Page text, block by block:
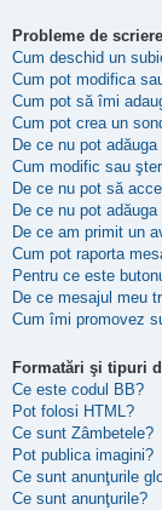
Probleme de
Cum deschid un
Cum pot modifica
Cum pot să îmi
Cum pot crea un
De ce nu pot
Cum modific sau
De ce nu pot să
De ce nu pot
De ce am primit un
Cum pot raporta
Pentru ce este
De ce mesajul meu
Cum îmi promovez
Formatări şi tipuri
Ce este codul BB?
Pot folosi HTML?
Ce sunt Zâmbetele?
Pot publica imagini?
Ce sunt anunţurile
Ce sunt anunţurile?